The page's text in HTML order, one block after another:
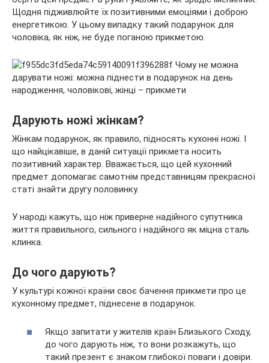
Щодня підживлюйте їх позитивними емоціями і доброю
енергетикою. У цьому випадку такий подарунок для
чоловіка, як ніж, не буде поганою прикметою.
Дарують ножі жінкам?
Жінкам подарунок, як правило, підносять кухонні ножі. І
що найцікавіше, в даній ситуації прикмета носить
позитивний характер. Вважається, що цей кухонний
предмет допомагає самотнім представницям прекрасної
статі знайти другу половинку.
У народі кажуть, що ніж приверне надійного супутника
життя правильного, сильного і надійного як міцна сталь
клинка.
До чого дарують?
У культурі кожної країни своє бачення прикмети про це
кухонному предмет, піднесене в подарунок.
Якщо запитати у жителів країн Близького Сходу,
до чого дарують ніж, то вони розкажуть, що
такий презент є знаком глибокої поваги і довіри.